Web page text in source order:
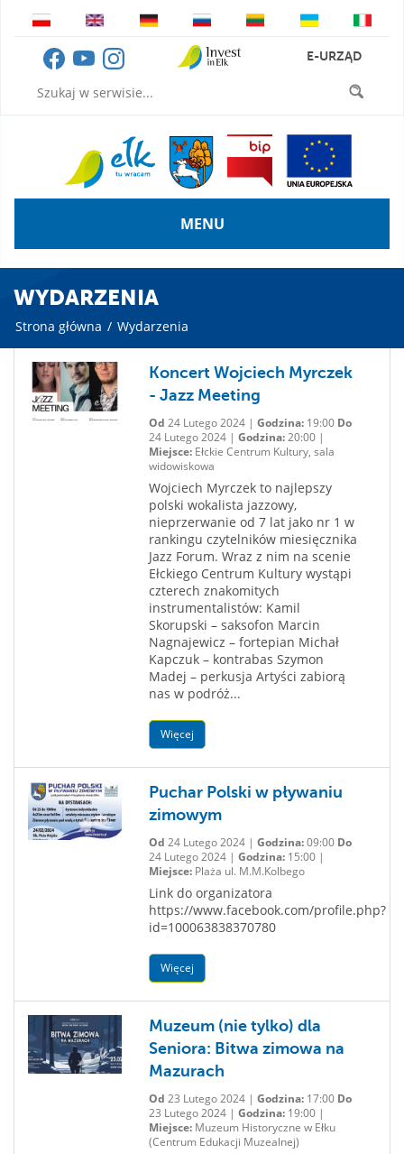
E-URZĄD
MENU
WYDARZENIA
Strona główna / Wydarzenia
Koncert Wojciech Myrczek
- Jazz Meeting
Od 24 Lutego 2024 | Godzina:19:00 Do
24 Lutego 2024 | Godzina:20:00 |
Miejsce:Ełckie Centrum Kultury, sala
widowiskowa
Wojciech Myrczek to najlepszy
polski wokalista jazzowy,
nieprzerwanie od 7 lat jako nr 1 w
rankingu czytelników miesięcznika
Jazz Forum. Wraz z nim na scenie
Ełckiego Centrum Kultury wystąpi
czterech znakomitych
instrumentalistów: Kamil
Skorupski – saksofon Marcin
Nagnajewicz – fortepian Michał
Kapczuk – kontrabas Szymon
Madej – perkusja Artyści zabiorą
nas w podróż...
Więcej
Puchar Polski w pływaniu
zimowym
Od 24 Lutego 2024 | Godzina:09:00 Do
24 Lutego 2024 | Godzina:15:00 |
Miejsce:Plaża ul. M.M.Kolbego
Link do organizatora
https://www.facebook.com/profile.php?
id=100063838370780
Więcej
Muzeum (nie tylko) dla
Seniora: Bitwa zimowa na
Mazurach
Od 23 Lutego 2024 | Godzina:17:00 Do
23 Lutego 2024 | Godzina:19:00 |
Miejsce:Muzeum Historyczne w Ełku
(Centrum Edukacji Muzealnej)